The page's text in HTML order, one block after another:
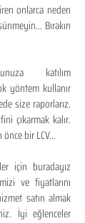
onlarca neden
Bırakın
katılım
yöntem kullanır
size raporlarız.
çıkarmak kalır.
bir LCV...
için buradayız
ve fiyatlarını
satın almak
İyi eğlenceler